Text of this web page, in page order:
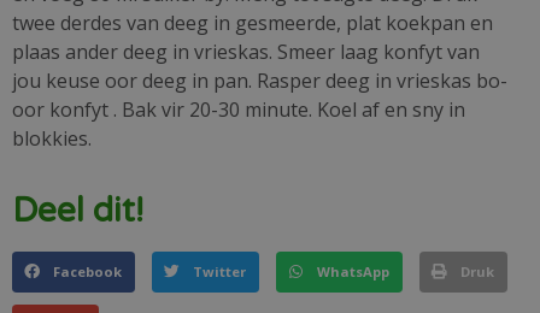
twee derdes van deeg in gesmeerde, plat koekpan en
plaas ander deeg in vrieskas. Smeer laag konfyt van
jou keuse oor deeg in pan. Rasper deeg in vrieskas bo-
oor konfyt . Bak vir 20-30 minute. Koel af en sny in
blokkies.
Deel dit!
Facebook Twitter WhatsApp Druk